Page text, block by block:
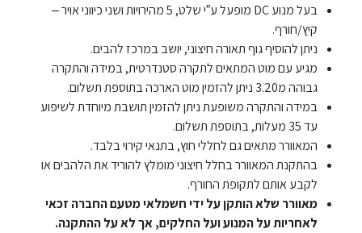
בעל מנוע DC מופעל ע”י שלט, 5 מהירויות ושני כיווני אויר –
קיץ/חורף.
ניתן להוסיף גוף תאורה חיצוני, יושב במרכז להבים.
מגיע עם מוט המתאים לתקרה סטנדרטית, במידה והתקרה
גבוהה מ3.20 ניתן להזמין מוט הארכה בתוספת תשלום.
במידה והתקרה משופעת ניתן להזמין תושבת מיוחדת לשיפוע
עד 35 מעלות, בתוספת תשלום.
המאוורר מתאים גם לחללי חוץ, בתנאי קירוי בלבד.
בהתקנת המאוורר בחלל חיצוני מומלץ להוריד את הלהבים או
לקבע אותם לתקופת החורף.
מאוורר שלא הותקן על ידי חשמלאי מטעם החברה זכאי
לאחריות על המנוע ועל החלקים, אך לא על ההתקנה.